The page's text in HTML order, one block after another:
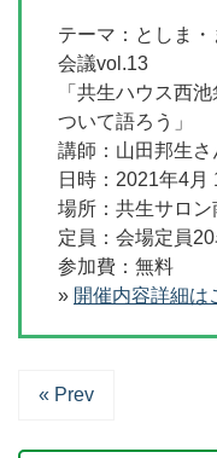
テーマ：としま
会議vol.13
「共生ハウス西
ついて語ろう」
講師：山田邦生
日時：2021年4
場所：共生サロン
定員：会場定員
参加費：無料
» 開催内容詳細は
« Prev